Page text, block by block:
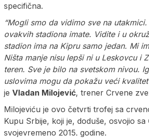
specifična.
“Mogli smo da vidimo sve na
ovakvih stadiona imate. Vidite i u
stadion ima na Kipru samo jedan. Mi
Ništa manje nisu lepši ni u Leskovcu i
teren. Sve je bilo na svetskom nivou.
uslovima mogu da pokažu veći
je Vladan Milojević, trener Crvene
Milojeviću je ovo četvrti trofej sa
Kupu Srbije, koji je, doduše, osvojio sa
svojevremeno 2015. godine.